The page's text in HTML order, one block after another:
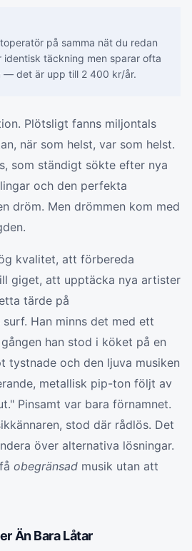
på samma nät du redan
identisk täckning men sparar ofta
— det är upp till 2 400 kr/år.
Plötsligt fanns miljontals
när som helst, var som helst.
som ständigt sökte efter nya
och den perfekta
dröm. Men drömmen kom med
kvalitet, att förbereda
giget, att upptäcka nya artister
tärde på
Han minns det med ett
han stod i köket på en
tystnade och den ljuva musiken
metallisk pip-ton följt av
Pinsamt var bara förnamnet.
stod där rådlös. Det
över alternativa lösningar.
obegränsad musik utan att
Än Bara Låtar